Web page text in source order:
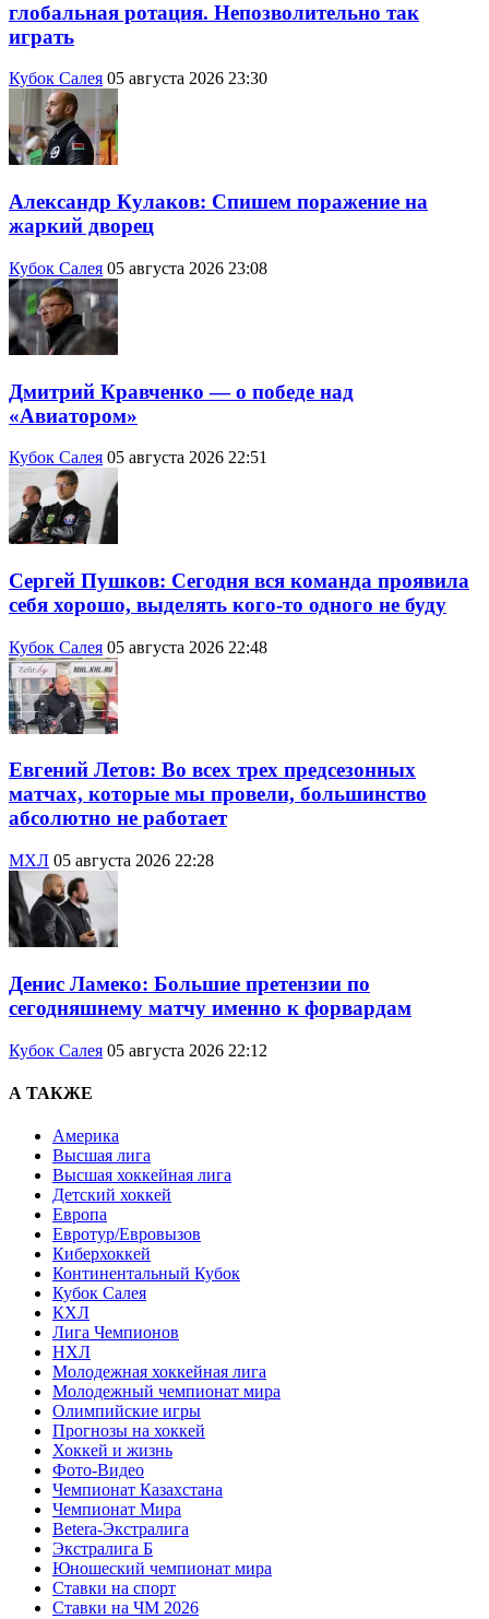
глобальная ротация. Непозволительно так
играть
Кубок Салея 05 августа 2026 23:30
Александр Кулаков: Спишем поражение на
жаркий дворец
Кубок Салея 05 августа 2026 23:08
Дмитрий Кравченко — о победе над
«Авиатором»
Кубок Салея 05 августа 2026 22:51
Сергей Пушков: Сегодня вся команда проявила
себя хорошо, выделять кого-то одного не буду
Кубок Салея 05 августа 2026 22:48
Евгений Летов: Во всех трех предсезонных
матчах, которые мы провели, большинство
абсолютно не работает
МХЛ 05 августа 2026 22:28
Денис Ламеко: Большие претензии по
сегодняшнему матчу именно к форвардам
Кубок Салея 05 августа 2026 22:12
А ТАКЖЕ
Америка
Высшая лига
Высшая хоккейная лига
Детский хоккей
Европа
Евротур/Евровызов
Киберхоккей
Континентальный Кубок
Кубок Салея
КХЛ
Лига Чемпионов
НХЛ
Молодежная хоккейная лига
Молодежный чемпионат мира
Олимпийские игры
Прогнозы на хоккей
Хоккей и жизнь
Фото-Видео
Чемпионат Казахстана
Чемпионат Мира
Betera-Экстралига
Экстралига Б
Юношеский чемпионат мира
Ставки на спорт
Ставки на ЧМ 2026